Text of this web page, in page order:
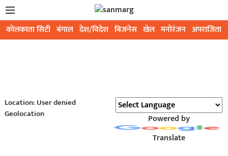
कोलकाता सिटी बंगाल देश/विदेश बिजनेस खेल मनोरंजन अपराजिता
Location: User denied
Geolocation
Powered by
Translate